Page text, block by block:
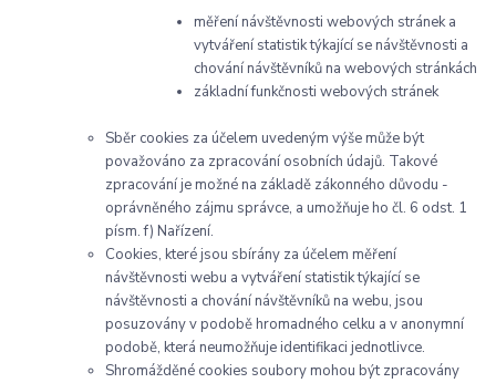
měření návštěvnosti webových stránek a
vytváření statistik týkající se návštěvnosti a
chování návštěvníků na webových stránkách
základní funkčnosti webových stránek
Sběr cookies za účelem uvedeným výše může být
považováno za zpracování osobních údajů. Takové
zpracování je možné na základě zákonného důvodu -
oprávněného zájmu správce, a umožňuje ho čl. 6 odst. 1
písm. f) Nařízení.
Cookies, které jsou sbírány za účelem měření
návštěvnosti webu a vytváření statistik týkající se
návštěvnosti a chování návštěvníků na webu, jsou
posuzovány v podobě hromadného celku a v anonymní
podobě, která neumožňuje identifikaci jednotlivce.
Shromážděné cookies soubory mohou být zpracovány